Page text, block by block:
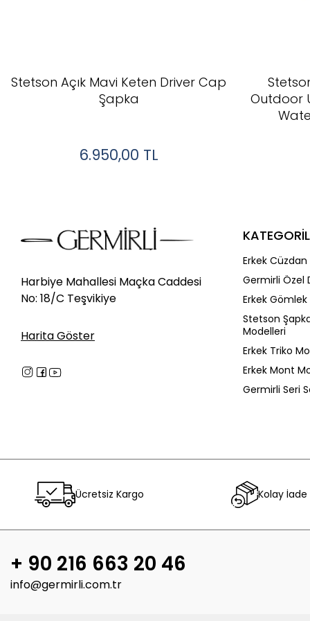
Stetson Açık Mavi Keten Driver Cap
Şapka
6.950,00 TL
Outdoor
Harbiye Mahallesi Maçka Caddesi
No: 18/C Teşvikiye
Harita Göster
Erkek
Germirli Özel
Erkek
Stetson
Modelleri
Erkek Triko
Erkek Mont
Germirli Seri
Ücretsiz Kargo Kolay
+ 90 216 663 20 46
info@germirli.com.tr